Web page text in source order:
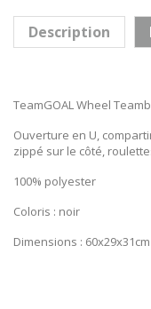
Description
TeamGOAL Wheel
Ouverture en U,
zippé sur le côté,
100% polyester
Coloris : noir
Dimensions : 60x29x31cm